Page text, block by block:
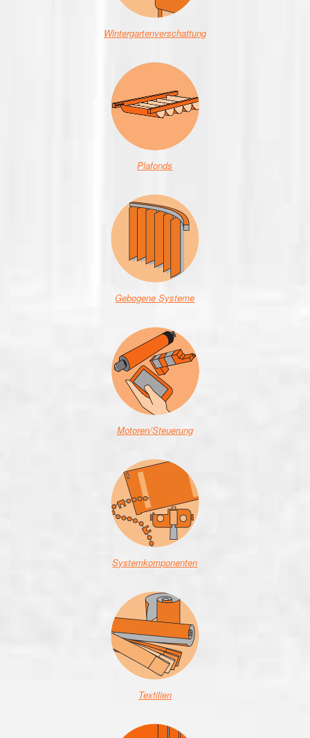
Wintergartenverschattung
Plafonds
Gebogene Systeme
Motoren/Steuerung
Systemkomponenten
Textilien